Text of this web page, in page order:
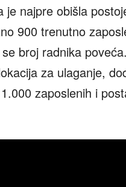
najpre obišla
900 trenutno
broj radnika
za ulaganje,
zaposlenih i